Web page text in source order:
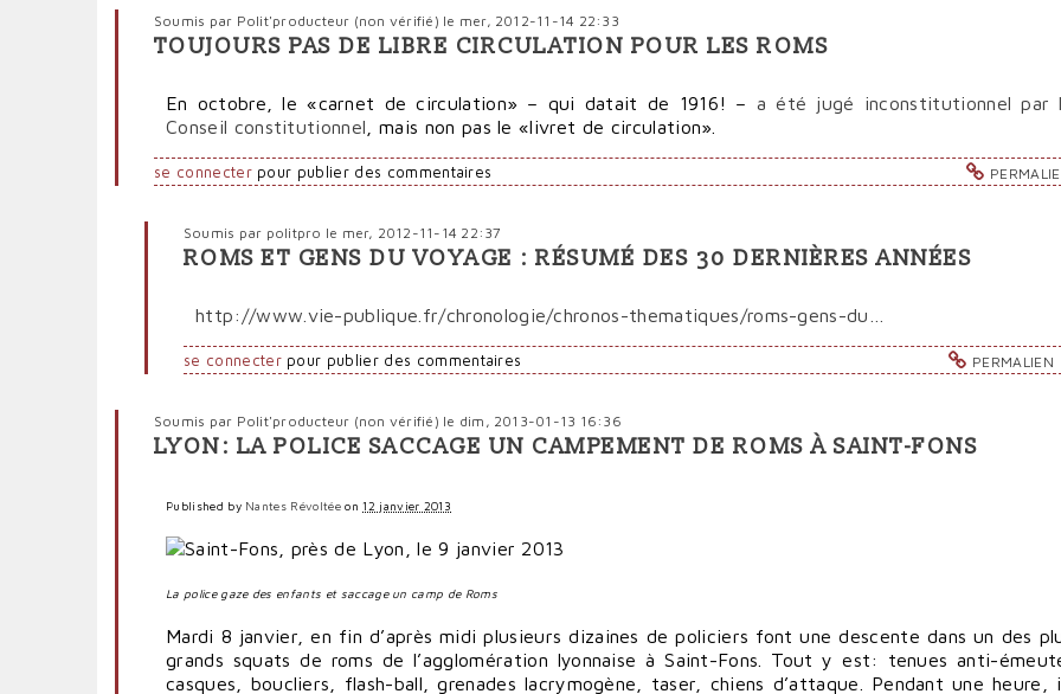
Soumis par Polit'producteur (non vérifié) le mer, 2012-11-14 22:33
TOUJOURS PAS DE LIBRE CIRCULATION POUR LES ROMS
En octobre, le «carnet de circulation» – qui datait de 1916! – a été jugé inconstitutionnel par
Conseil constitutionnel , mais non pas le «livret de circulation».
se connecterpour publier des commentaires
PERMALIEN
Soumis par politpro le mer, 2012-11-14 22:37
En
pas
circulation
Roms
Polit'producteur
vérifié)
ROMS ET GENS DU VOYAGE : RÉSUMÉ DES 30 DERNIÈRES ANNÉES
http://www.vie-publique.fr/chronologie/chronos-thematiques/roms-gens-du…
se connecterpour publier des commentaires
Soumis par Polit'producteur (non vérifié) le dim, 2013-01-13 16:36
LYON: LA POLICE SACCAGE UN CAMPEMENT DE ROMS À SAINT-FONS
Published by Nantes Révoltéeon12 janvier 2013
La police gaze des enfants et saccage un camp de Roms
Mardi 8 janvier, en fin d’après midi plusieurs dizaines de policiers font une descente dans un des
grands squats de roms de l’agglomération lyonnaise à Saint-Fons. Tout y est: tenues anti-
casques, boucliers, flash-ball, grenades lacrymogène, taser, chiens d’attaque. Pendant une heure,